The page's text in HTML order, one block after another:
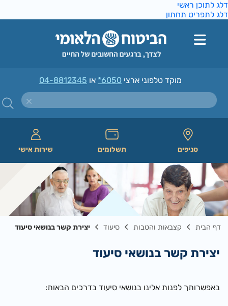
לתוכן ראשי
לתפריט תחתון
מוקד טלפוני ארצי*6050או04-8812345
סניפים תשלומים שירות אישי
דף הבית קצבאות והטבות סיעוד יצירת קשר בנושאי סיעוד
יצירת קשר בנושאי סיעוד
באפשרותך לפנות אלינו בנושאי סיעוד בדרכים הבאות: